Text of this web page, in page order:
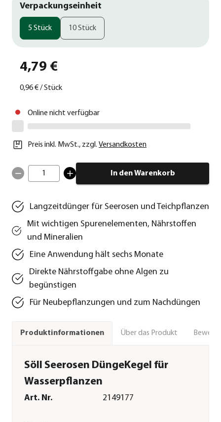
Verpackungseinheit
5 Stück 10 Stück
4,79 €
0,96 €/Stück
Online nicht verfügbar
Preis inkl. MwSt., zzgl. Versandkosten
1 In den Warenkorb
Langzeitdünger für Seerosen und Teichpflanzen
Mit wichtigen Spurenelementen, Nährstoffen
und Mineralien
Eine Anwendung hält sechs Monate
Direkte Nährstoffgabe ohne Algen zu
begünstigen
Für Neubepflanzungen und zum Nachdüngen
Produktinformationen Über das Produkt
Söll Seerosen DüngeKegel für
Wasserpflanzen
Art. Nr. 2149177